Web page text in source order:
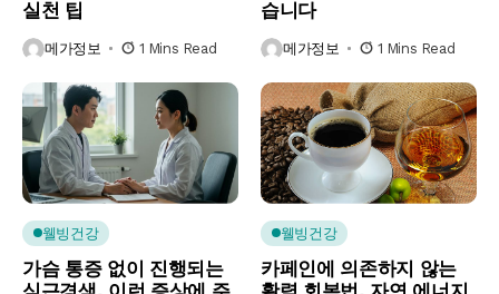
실천 팁
메가정보 1 Mins Read
습니다
메가정보 1 Mins Read
웰빙건강
가슴 통증 없이 진행되는
웰빙건강
카페인에 의존하지 않는